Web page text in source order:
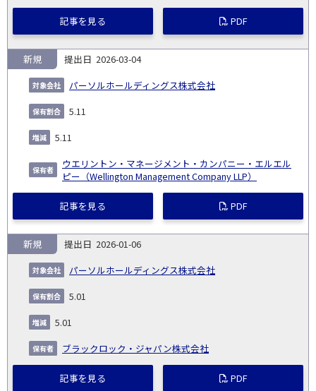
記事を見る PDF
2026-03-04
パーソルホールディングス株式会社
新規
5.11
5.11
ウエリントン・マネージメント・カンパニー・エルエル
ピー（Wellington Management Company LLP）
記事を見る PDF
2026-01-06
パーソルホールディングス株式会社
新規
5.01
5.01
ブラックロック・ジャパン株式会社
記事を見る PDF